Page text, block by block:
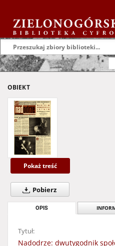
OBIEKT
Pokaż treść
Pobierz
OPIS
Tytuł:
Nadodrze: dwutygodnik